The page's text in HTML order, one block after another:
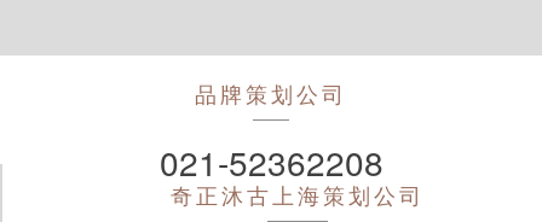
奇正沐古上海策划公司
品牌策划公司
021-52362208